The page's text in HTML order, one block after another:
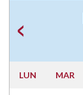
LUN MAR